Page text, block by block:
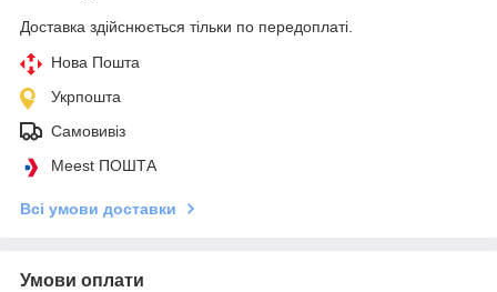
Доставка здійснюється тільки по передоплаті.
Нова Пошта
Укрпошта
Самовивіз
Meest ПОШТА
Всі умови доставки
Умови оплати